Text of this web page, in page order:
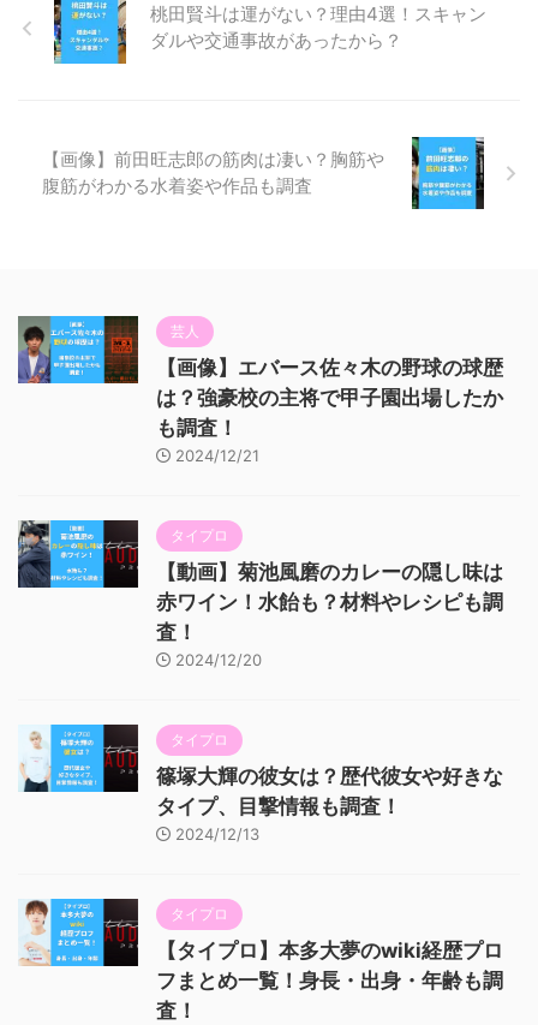
桃田賢斗は運がない？理由4選！スキャン
ダルや交通事故があったから？
【画像】前田旺志郎の筋肉は凄い？胸筋や
腹筋がわかる水着姿や作品も調査
芸人
【画像】エバース佐々木の野球の球歴
は？強豪校の主将で甲子園出場したか
も調査！
2024/12/21
タイプロ
【動画】菊池風磨のカレーの隠し味は
赤ワイン！水飴も？材料やレシピも調
査！
2024/12/20
タイプロ
篠塚大輝の彼女は？歴代彼女や好きな
タイプ、目撃情報も調査！
2024/12/13
タイプロ
【タイプロ】本多大夢のwiki経歴プロ
フまとめ一覧！身長・出身・年齢も調
査！